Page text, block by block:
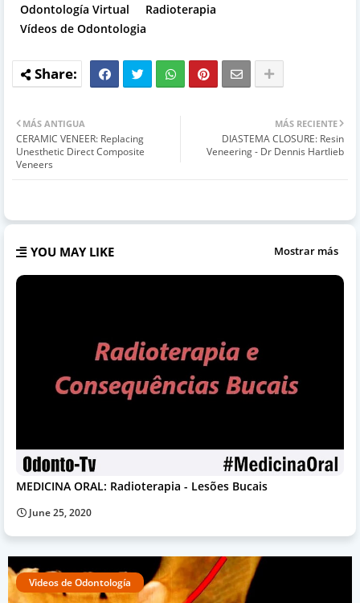
Odontología Virtual
Radioterapia
Vídeos de Odontologia
MÁS RECIENTE
DIASTEMA CLOSURE: Resin
Veneering - Dr Dennis Hartlieb
MÁS ANTIGUA
CERAMIC VENEER: Replacing
Unesthetic Direct Composite
Veneers
YOU MAY LIKE Mostrar más
MEDICINA ORAL: Radioterapia - Lesões Bucais
June 25, 2020
Videos de Odontología